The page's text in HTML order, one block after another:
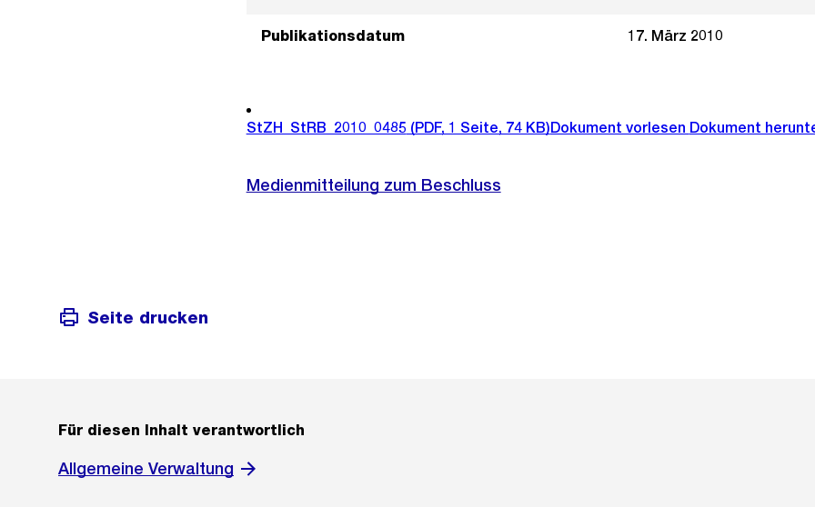
Publikationsdatum 17. März 2010
StZH_StRB_2010_0485 (PDF, 1 Seite, 74 KB)Dokument vorlesen Dokument
Medienmitteilung zum Beschluss
Seite drucken
Für diesen Inhalt verantwortlich
Allgemeine Verwaltung